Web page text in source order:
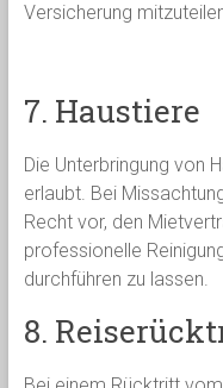
Versicherung
7. Haustiere
Die Unterbringung von
erlaubt. Bei
Recht vor, den
professionelle
durchführen zu lassen.
8.